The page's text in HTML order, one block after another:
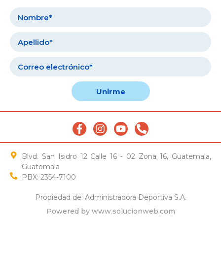
Unirme
Blvd. San Isidro 12 Calle 16 - 02 Zona 16, Guatemala,
Guatemala
PBX: 2354-7100
Propiedad de: Administradora Deportiva S.A.
Powered by www.solucionweb.com